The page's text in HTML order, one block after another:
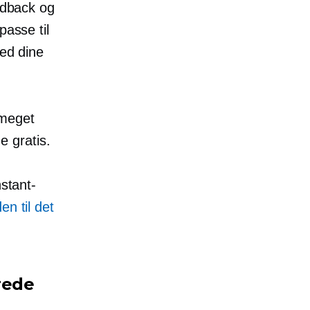
og
til
dine
gratis.
til det